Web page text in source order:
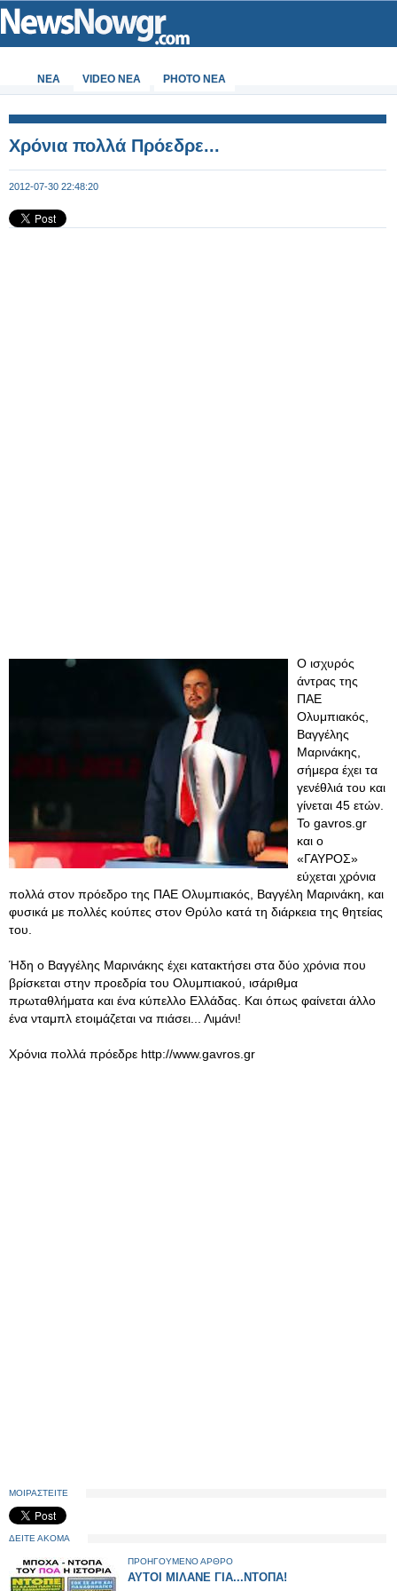
ΝΕΑ VIDEO NEA PHOTO NEA
Χρόνια πολλά Πρόεδρε...
2012-07-30 22:48:20
Ο ισχυρός
άντρας της
ΠΑΕ
Ολυμπιακός,
Βαγγέλης
Μαρινάκης,
σήμερα έχει τα
γενέθλιά του και
γίνεται 45 ετών.
Το gavros.gr
και ο
«ΓΑΥΡΟΣ»
εύχεται χρόνια
πολλά στον πρόεδρο της ΠΑΕ Ολυμπιακός, Βαγγέλη Μαρινάκη, και
φυσικά με πολλές κούπες στον Θρύλο κατά τη διάρκεια της θητείας
του.
Ήδη ο Βαγγέλης Μαρινάκης έχει κατακτήσει στα δύο χρόνια που
βρίσκεται στην προεδρία του Ολυμπιακού, ισάριθμα
πρωταθλήματα και ένα κύπελλο Ελλάδας. Και όπως φαίνεται άλλο
ένα νταμπλ ετοιμάζεται να πιάσει... Λιμάνι!
Χρόνια πολλά πρόεδρε http://www.gavros.gr
ΜΟΙΡΑΣΤΕΙΤΕ
ΔΕΙΤΕ ΑΚΟΜΑ
ΠΡΟΗΓΟΥΜΕΝΟ ΑΡΘΡΟ
ΑΥΤΟΙ ΜΙΛΑΝΕ ΓΙΑ...ΝΤΟΠΑ!